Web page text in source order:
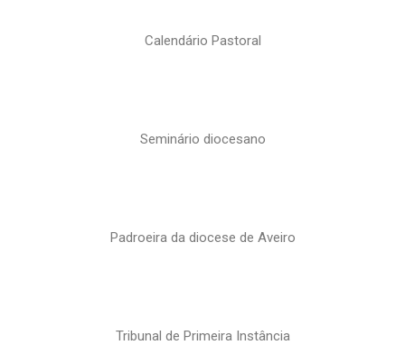
Calendário Pastoral
Seminário diocesano
Padroeira da diocese de Aveiro
Tribunal de Primeira Instância